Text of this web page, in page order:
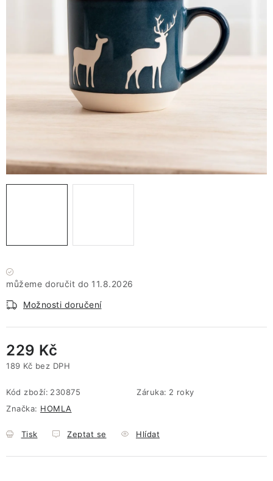
Doprava a platba
FAQ - nejčastější dotazy
Vrácení zboží a reklamace
Obchodní podmínky
Ochrana Osobních údajů GDPR
11.8.2026
Možnosti doručení
229 Kč
189 Kč bez DPH
Kód zboží: 230875 Záruka: 2 roky
Značka: HOMLA
Tisk Zeptat se Hlídat